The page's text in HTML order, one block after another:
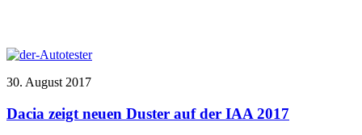
30. August 2017
Dacia zeigt neuen Duster auf der IAA 2017